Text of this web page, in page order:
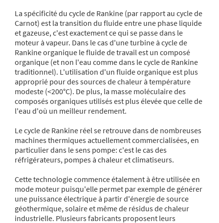
La spécificité du cycle de Rankine (par rapport au cycle de
Carnot) est la transition du fluide entre une phase liquide
et gazeuse, c'est exactement ce qui se passe dans le
moteur à vapeur. Dans le cas d'une turbine à cycle de
Rankine organique le fluide de travail est un composé
organique (et non l'eau comme dans le cycle de Rankine
traditionnel). L'utilisation d'un fluide organique est plus
approprié pour des sources de chaleur à température
modeste (<200°C). De plus, la masse moléculaire des
composés organiques utilisés est plus élevée que celle de
l'eau d'où un meilleur rendement.
Le cycle de Rankine réel se retrouve dans de nombreuses
machines thermiques actuellement commercialisées, en
particulier dans le sens pompe: c'est le cas des
réfrigérateurs, pompes à chaleur et climatiseurs.
Cette technologie commence étalement à être utilisée en
mode moteur puisqu'elle permet par exemple de générer
une puissance électrique à partir d'énergie de source
géothermique, solaire et même de résidus de chaleur
industrielle. Plusieurs fabricants proposent leurs